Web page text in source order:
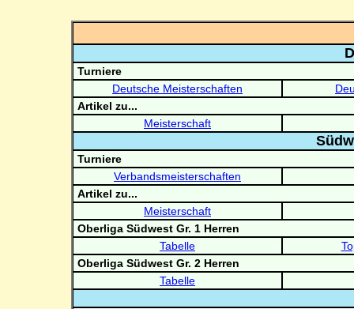
Turniere
Deutsche Meisterschaften
Artikel zu...
Meisterschaft
Turniere
Verbandsmeisterschaften
Artikel zu...
Meisterschaft
Oberliga Südwest Gr. 1 Herren
Tabelle
Oberliga Südwest Gr. 2 Herren
Tabelle